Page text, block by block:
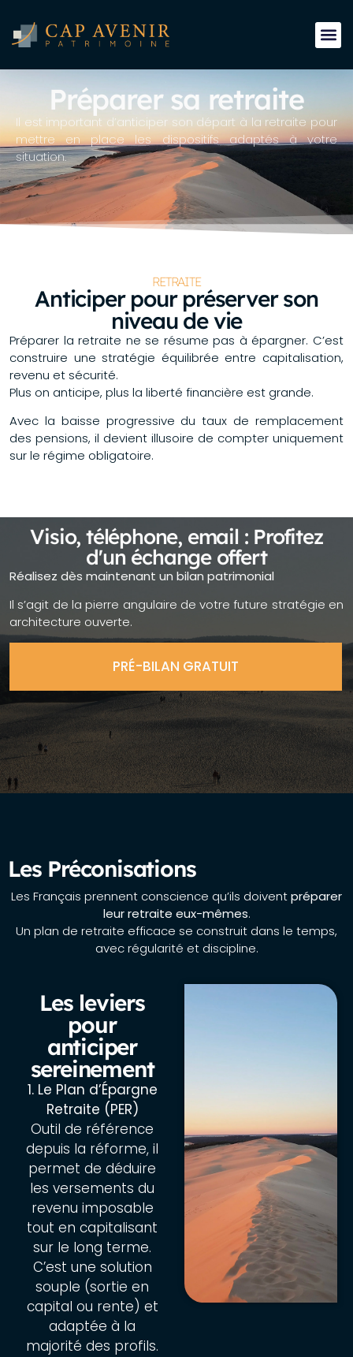
Préparer sa retraite
Il est important d’anticiper son départ à la retraite pour
mettre en place les dispositifs adaptés à votre
situation.
RETRAITE
Anticiper pour préserver son
niveau de vie
Préparer la retraite ne se résume pas à épargner. C’est
construire une stratégie équilibrée entre capitalisation,
revenu et sécurité.
Plus on anticipe, plus la liberté financière est grande.
Avec la baisse progressive du taux de remplacement
des pensions, il devient illusoire de compter uniquement
sur le régime obligatoire.
Visio, téléphone, email : Profitez
d'un échange offert
Réalisez dès maintenant un bilan patrimonial
Il s’agit de la pierre angulaire de votre future stratégie en
architecture ouverte.
PRÉ-BILAN GRATUIT
Les Préconisations
Les Français prennent conscience qu’ils doiventpréparer
leur retraite eux-mêmes.
Un plan de retraite efficace se construit dans le temps,
avec régularité et discipline.
Les leviers
pour
anticiper
sereinement
1. Le Plan d’Épargne
Retraite (PER)
Outil de référence
depuis la réforme, il
permet de déduire
les versements du
revenu imposable
tout en capitalisant
sur le long terme.
C’est une solution
souple (sortie en
capital ou rente) et
adaptée à la
majorité des profils.